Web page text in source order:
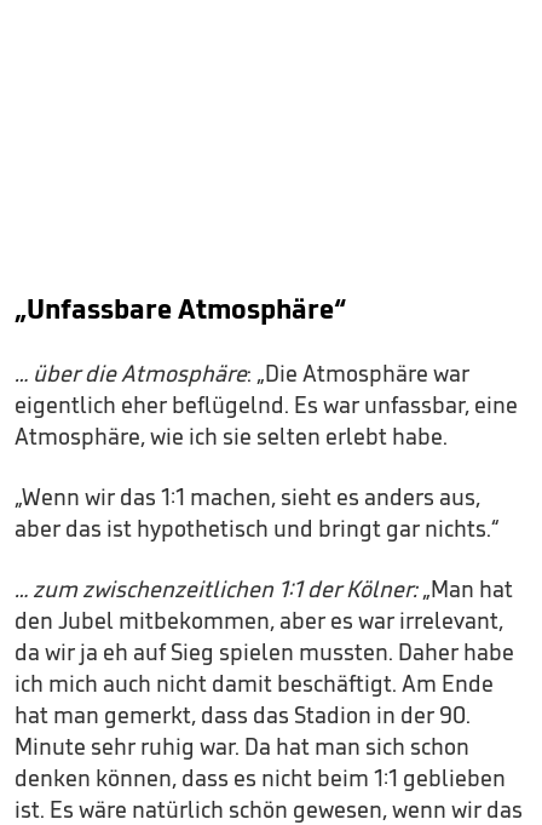
„Unfassbare Atmosphäre“
… über die Atmosphäre: „Die Atmosphäre war
eigentlich eher beflügelnd. Es war unfassbar, eine
Atmosphäre, wie ich sie selten erlebt habe.
„Wenn wir das 1:1 machen, sieht es anders aus,
aber das ist hypothetisch und bringt gar nichts.“
… zum zwischenzeitlichen 1:1 der Kölner:„Man hat
den Jubel mitbekommen, aber es war irrelevant,
da wir ja eh auf Sieg spielen mussten. Daher habe
ich mich auch nicht damit beschäftigt. Am Ende
hat man gemerkt, dass das Stadion in der 90.
Minute sehr ruhig war. Da hat man sich schon
denken können, dass es nicht beim 1:1 geblieben
ist. Es wäre natürlich schön gewesen, wenn wir das